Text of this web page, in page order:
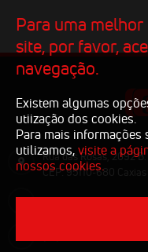
Rua das Rosas, 2092
CEP: 95110-680 Caxias
comercial@dital.com.br
Para uma
site, por favor,
navegação.
Existem algumas
utiização dos cookies.
Para mais informações
utilizamos, visite a
nossos cookies.